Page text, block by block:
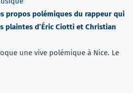
propos polémiques du rappeur qui
plaintes d’Éric Ciotti et Christian
une vive polémique à Nice. Le